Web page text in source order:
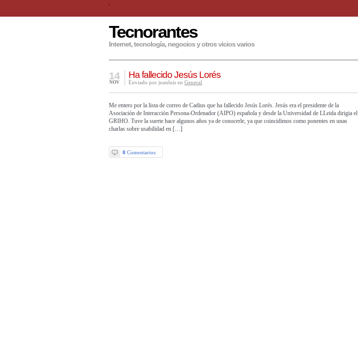
Tecnorantes
Internet, tecnología, negocios y otros vicios varios
Ha fallecido Jesús Lorés
14
NOV Enviado por juanluis en General
Me entero por la lista de correo de Cadius que ha fallecido Jesús Lorés. Jesús era el presidente de la
Asociación de Interacción Persona-Ordenador (AIPO) española y desde la Universidad de LLeida dirigia el
GRIHO. Tuve la suerte hace algunos años ya de conocerle, ya que coincidimos como ponentes en unas
charlas sobre usabilidad en […]
0 Comentarios